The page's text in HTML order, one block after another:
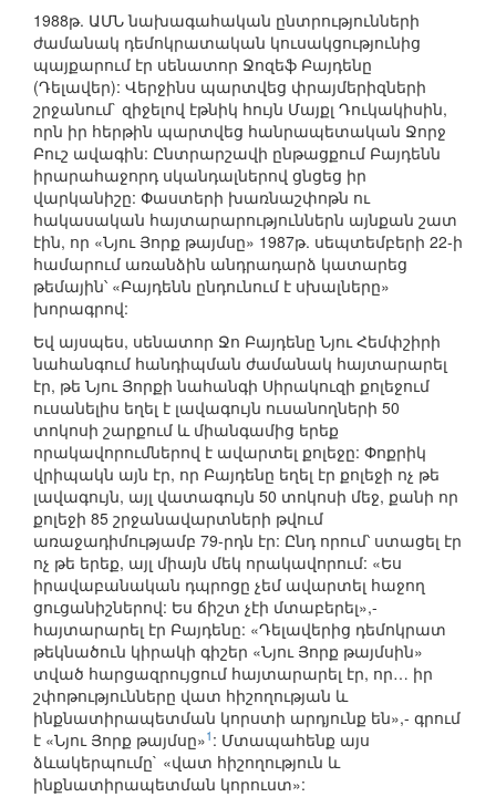
1988թ. ԱՄՆ նախագահական ընտրությունների
ժամանակ դեմոկրատական կուսակցությունից
պայքարում էր սենատոր Ջոզեֆ Բայդենը
(Դելավեր): Վերջինս պարտվեց փրայմերիզների
շրջանում` զիջելով էթնիկ հույն Մայքլ Դուկակիսին,
որն իր հերթին պարտվեց հանրապետական Ջորջ
Բուշ ավագին: Ընտրարշավի ընթացքում Բայդենն
իրարահաջորդ սկանդալներով ցնցեց իր
վարկանիշը: Փաստերի խառնաշփոթն ու
հակասական հայտարարություններն այնքան շատ
էին, որ «Նյու Յորք թայմսը» 1987թ. սեպտեմբերի 22-ի
համարում առանձին անդրադարձ կատարեց
թեմային՝ «Բայդենն ընդունում է սխալները»
խորագրով:
Եվ այսպես, սենատոր Ջո Բայդենը Նյու Հեմփշիրի
նահանգում հանդիպման ժամանակ հայտարարել
էր, թե Նյու Յորքի նահանգի Սիրակուզի քոլեջում
ուսանելիս եղել է լավագույն ուսանողների 50
տոկոսի շարքում և միանգամից երեք
որակավորումներով է ավարտել քոլեջը: Փոքրիկ
վրիպակն այն էր, որ Բայդենը եղել էր քոլեջի ոչ թե
լավագույն, այլ վատագույն 50 տոկոսի մեջ, քանի որ
քոլեջի 85 շրջանավարտների թվում
առաջադիմությամբ 79-րդն էր: Ընդ որում՝ ստացել էր
ոչ թե երեք, այլ միայն մեկ որակավորում: «Ես
իրավաբանական դպրոցը չեմ ավարտել հաջող
ցուցանիշներով: Ես ճիշտ չէի մտաբերել»,-
հայտարարել էր Բայդենը: «Դելավերից դեմոկրատ
թեկնածուն կիրակի գիշեր «Նյու Յորք թայմսին»
տված հարցազրույցում հայտարարել էր, որ… իր
շփոթությունները վատ հիշողության և
ինքնատիրապետման կորստի արդյունք են»,- գրում
է «Նյու Յորք թայմսը»1 : Մտապահենք այս
ձևակերպումը` «վատ հիշողություն և
ինքնատիրապետման կորուստ»: